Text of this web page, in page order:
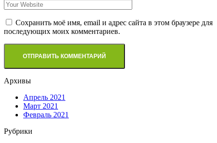
Сохранить моё имя, email и адрес сайта в этом браузере для
последующих моих комментариев.
Архивы
Апрель 2021
Март 2021
Февраль 2021
Рубрики